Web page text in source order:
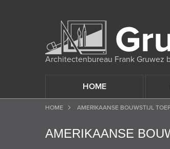
Architectenbureau Frank Gruwez
HOME
HOME AMERIKAANSE BOUWSTIJL
AMERIKAANSE